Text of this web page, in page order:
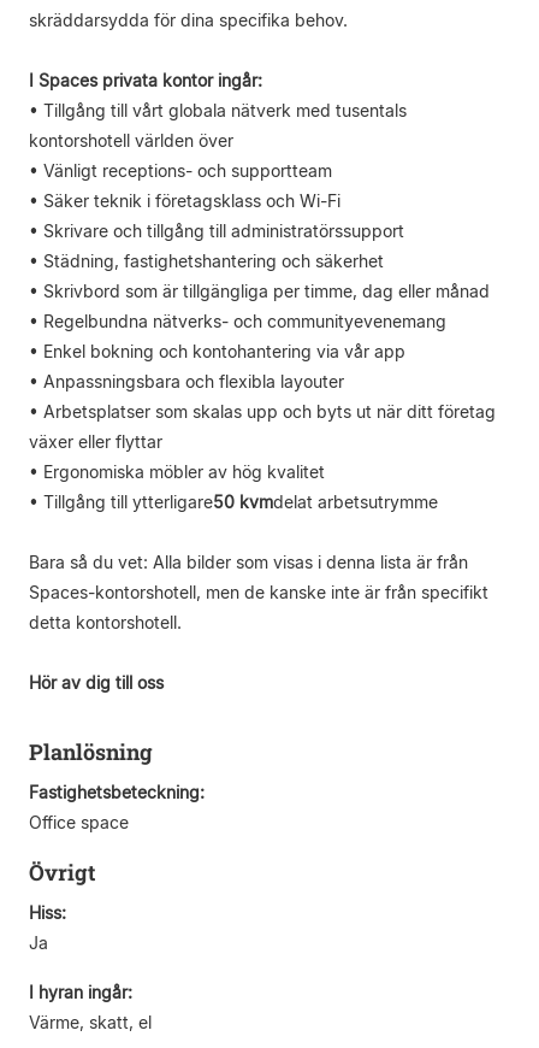
skräddarsydda för dina specifika behov.
I Spaces privata kontor ingår:
• Tillgång till vårt globala nätverk med tusentals
kontorshotell världen över
• Vänligt receptions- och supportteam
• Säker teknik i företagsklass och Wi-Fi
• Skrivare och tillgång till administratörssupport
• Städning, fastighetshantering och säkerhet
• Skrivbord som är tillgängliga per timme, dag eller månad
• Regelbundna nätverks- och communityevenemang
• Enkel bokning och kontohantering via vår app
• Anpassningsbara och flexibla layouter
• Arbetsplatser som skalas upp och byts ut när ditt företag
växer eller flyttar
• Ergonomiska möbler av hög kvalitet
• Tillgång till ytterligare50 kvmdelat arbetsutrymme
Bara så du vet: Alla bilder som visas i denna lista är från
Spaces-kontorshotell, men de kanske inte är från specifikt
detta kontorshotell.
Hör av dig till oss
Planlösning
Fastighetsbeteckning:
Office space
Övrigt
Hiss:
Ja
I hyran ingår:
Värme, skatt, el